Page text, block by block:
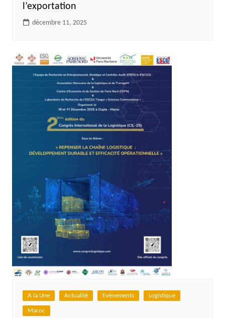
l’exportation
décembre 11, 2025
A la Une Actualité Evénements Logistique
Maroc